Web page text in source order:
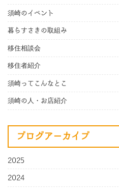
須崎のイベント
暮らすさきの取組み
移住相談会
移住者紹介
須崎ってこんなとこ
須崎の人・お店紹介
ブログアーカイブ
2025
2024